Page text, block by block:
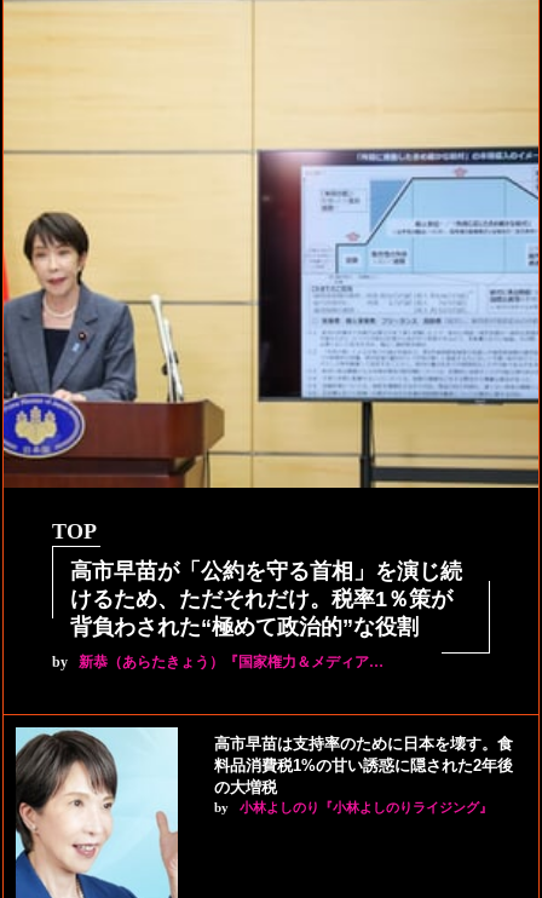
TOP
高市早苗が「公約を守る首相」を演じ続
けるため、ただそれだけ。税率1％策が
背負わされた“極めて政治的”な役割
by 新恭（あらたきょう）『国家権力＆メディア…
高市早苗は支持率のために日本を壊す。食
料品消費税1%の甘い誘惑に隠された2年後
の大増税
by 小林よしのり『小林よしのりライジング』